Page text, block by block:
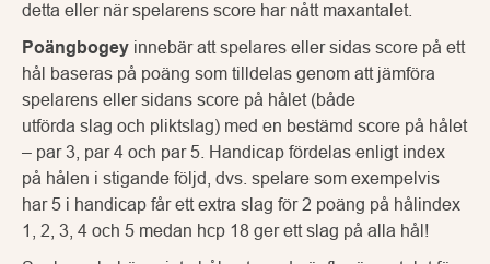
detta eller när spelarens score har nått maxantalet.
Poängbogey innebär att spelares eller sidas score på ett
hål baseras på poäng som tilldelas genom att jämföra
spelarens eller sidans score på hålet (både
utförda slag och pliktslag) med en bestämd score på hålet
– par 3, par 4 och par 5. Handicap fördelas enligt index
på hålen i stigande följd, dvs. spelare som exempelvis
har 5 i handicap får ett extra slag för 2 poäng på hålindex
1, 2, 3, 4 och 5 medan hcp 18 ger ett slag på alla hål!